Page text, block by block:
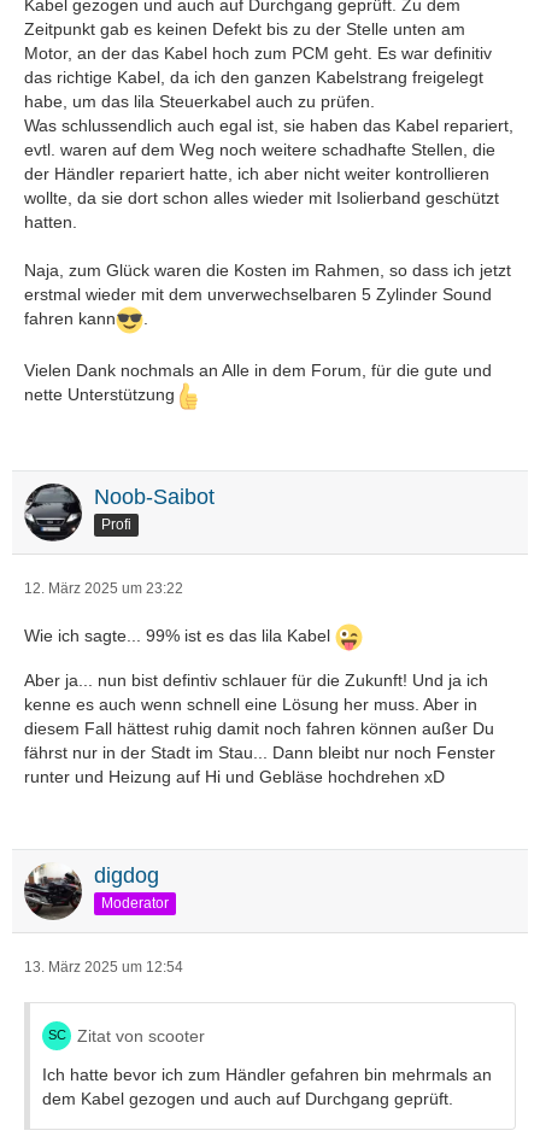
Kabel gezogen und auch auf Durchgang geprüft. Zu dem
Zeitpunkt gab es keinen Defekt bis zu der Stelle unten am
Motor, an der das Kabel hoch zum PCM geht. Es war definitiv
das richtige Kabel, da ich den ganzen Kabelstrang freigelegt
habe, um das lila Steuerkabel auch zu prüfen.
Was schlussendlich auch egal ist, sie haben das Kabel repariert,
evtl. waren auf dem Weg noch weitere schadhafte Stellen, die
der Händler repariert hatte, ich aber nicht weiter kontrollieren
wollte, da sie dort schon alles wieder mit Isolierband geschützt
hatten.
Naja, zum Glück waren die Kosten im Rahmen, so dass ich jetzt
erstmal wieder mit dem unverwechselbaren 5 Zylinder Sound
fahren kann
.
Vielen Dank nochmals an Alle in dem Forum, für die gute und
nette Unterstützung
Noob-Saibot
Profi
12. März 2025 um 23:22
Wie ich sagte... 99% ist es das lila Kabel
Aber ja... nun bist defintiv schlauer für die Zukunft! Und ja ich
kenne es auch wenn schnell eine Lösung her muss. Aber in
diesem Fall hättest ruhig damit noch fahren können außer Du
fährst nur in der Stadt im Stau... Dann bleibt nur noch Fenster
runter und Heizung auf Hi und Gebläse hochdrehen xD
digdog
Moderator
13. März 2025 um 12:54
Zitat von scooter
Ich hatte bevor ich zum Händler gefahren bin mehrmals an
dem Kabel gezogen und auch auf Durchgang geprüft.